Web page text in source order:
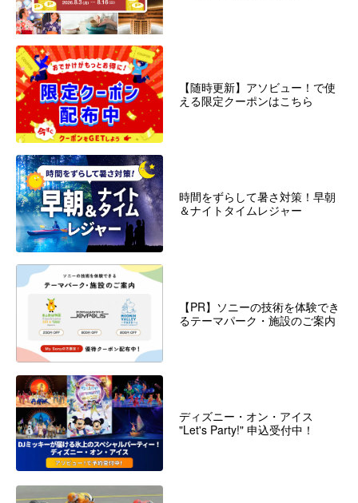
【随時更新】アソビュー！で使
える限定クーポンはこちら
時間をずらして暑さ対策！早朝
＆ナイトタイムレジャー
【PR】ソニーの技術を体験でき
るテーマパーク・施設のご案内
ディズニー・オン・アイス
"Let's Party!" 申込受付中！